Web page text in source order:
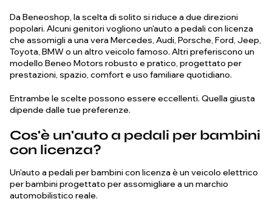
Da Beneoshop, la scelta di solito si riduce a due direzioni
popolari. Alcuni genitori vogliono un'auto a pedali con licenza
che assomigli a una vera Mercedes, Audi, Porsche, Ford, Jeep,
Toyota, BMW o un altro veicolo famoso. Altri preferiscono un
modello Beneo Motors robusto e pratico, progettato per
prestazioni, spazio, comfort e uso familiare quotidiano.
Entrambe le scelte possono essere eccellenti. Quella giusta
dipende dalle tue preferenze.
Cos'è un'auto a pedali per bambini
con licenza?
Un'auto a pedali per bambini con licenza è un veicolo elettrico
per bambini progettato per assomigliare a un marchio
automobilistico reale.